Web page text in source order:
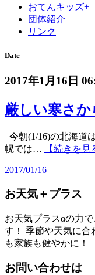
おてんキッズ+
団体紹介
リンク
Date
2017年1月16日
厳しい寒さか
今朝(1/16)の北海道
幌では…
【続きを
2017/01/16
お天気＋プラス
お天気プラスαの力
す！ 季節や天気に合
も家族も健やかに！
お問い合わせは